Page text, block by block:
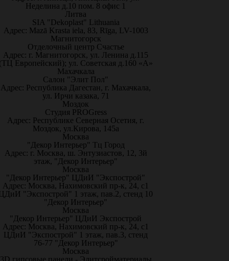
Неделина д.10 пом. 8 офис 1
Литва
SIA "Dekoplast" Lithuania
Адрес: Mazā Krasta iela, 83, Rīga, LV-1003
Магнитогорск
Отделочный центр Счастье
Адрес: г. Магнитогорск, ул. Ленина д.115
Европейский); ул. Советская д.160 «А»
Махачкала
Салон "Элит Пол"
Адрес: Республика Дагестан, г. Махачкала,
ул. Ирчи казака, 71
Моздок
Студия PROGress
Адрес: Республике Северная Осетия, г.
Моздок, ул.Кирова, 145а
Москва
"Декор Интерьер" Тц Город
Адрес: г. Москва, ш. Энтузиастов, 12, 3й
этаж, "Декор Интерьер"
Москва
"Декор Интерьер" ЦДиИ "Экспострой"
Адрес: Москва, Нахимовский пр-к, 24, с1
"Экспострой" 1 этаж, пав.2, стенд 10
"Декор Интерьер"
Москва
"Декор Интерьер" ЦДиИ Экспострой
Адрес: Москва, Нахимовский пр-к, 24, с1
ЦДиИ "Экспострой" 1 этаж, пав.3, стенд
76-77 "Декор Интерьер"
Москва
3D гипсовые панели - Элитсройматериалы